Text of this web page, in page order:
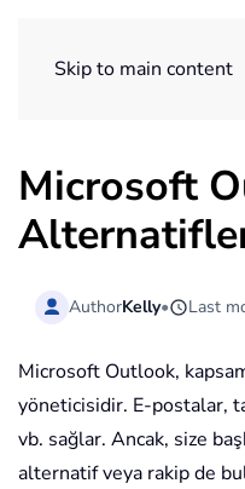
Skip to main content
Microsoft
AuthorKelly• Last
Microsoft Outlook,
yöneticisidir. E-postalar,
vb. sağlar. Ancak, size
alternatif veya rakip de